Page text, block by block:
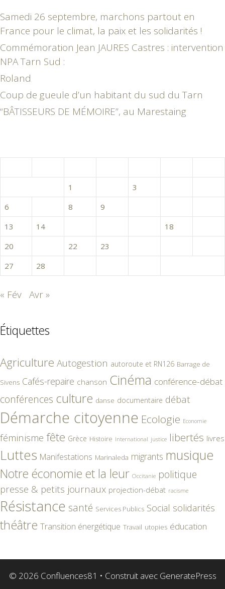
Samedi 26 septembre, marchons partout en
France pour le climat, la paix et les solidarités !
Commémoration Jean JAURES Castres : intervention
NPA Tarn Sud :
Roland
Coup de gueule d’un habitant du sud du Tarn
“BÂTISSEURS DE MÉMOIRE”, au Marestaing
1
3
6
8 9
13
14 18
20
22 23
27
28
« Fév Avr »
Étiquettes
Agriculture Autogestion autoroute et RN126 Barrage de
Sivens Cafés-repaire chanson Cinéma conférence-débat
conférences culture danse documentaire débat
Démarche citoyenne Ecologie Economie
féminisme fête Grèce Histoire International justice libertés livres
Luttes Manifestations Marinaleda migrants musique
Notre économie et la leur Occitanie politique
presse & petits journaux projection-débat racisme
Résistance santé Services Publics Social solidarités
théâtre Transition énergétique Travail utopies éducation
© 2026 Confluences81 • Construit avec GeneratePress